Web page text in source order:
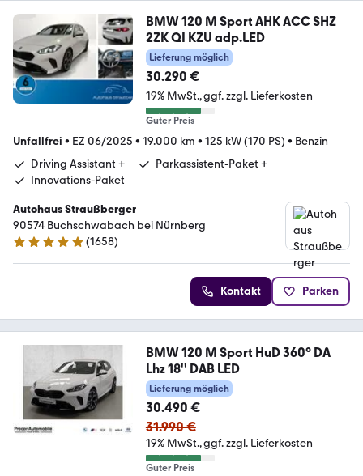
BMW 120 M Sport AHK ACC SHZ
2ZK QI KZU adp.LED
Lieferung möglich
30.290 €
19% MwSt. ggf. zzgl. Lieferkosten
Guter Preis
Unfallfrei • EZ 06/2025 • 19.000 km • 125 kW (170 PS) • Benzin
Driving Assistant +
Parkassistent-Paket +
Innovations-Paket
Autohaus Straußberger
90574 Buchschwabach bei Nürnberg
4.9 Sterne
(1658)
Kontakt Parken
BMW 120 M Sport HuD 360° DA
Lhz 18'' DAB LED
Lieferung möglich
30.490 €
31.990 €
19% MwSt. ggf. zzgl. Lieferkosten
Guter Preis